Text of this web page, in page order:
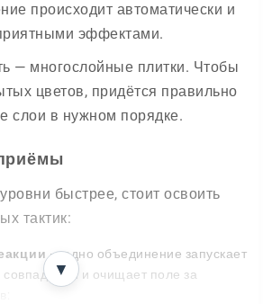
происходит автоматически и
эффектами.
— многослойные плитки. Чтобы
цветов, придётся правильно
слои в нужном порядке.
быстрее, стоит освоить
тактик:
— одно объединение запускает
совпадений и очищает поле за
▼